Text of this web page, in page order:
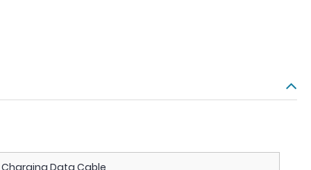
Charging Data Cable